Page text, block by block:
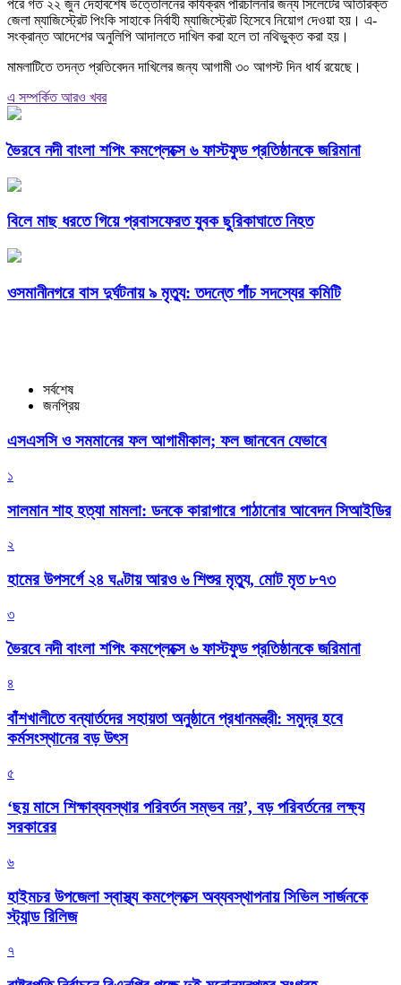
পরে গত ২২ জুন দেহাবশেষ উত্তোলনের কার্যক্রম পরিচালনার জন্য সিলেটের অতিরিক্ত
জেলা ম্যাজিস্ট্রেট পিংকি সাহাকে নির্বাহী ম্যাজিস্ট্রেট হিসেবে নিয়োগ দেওয়া হয়। এ-
সংক্রান্ত আদেশের অনুলিপি আদালতে দাখিল করা হলে তা নথিভুক্ত করা হয়।
মামলাটিতে তদন্ত প্রতিবেদন দাখিলের জন্য আগামী ৩০ আগস্ট দিন ধার্য রয়েছে।
এ সম্পর্কিত আরও খবর
ভৈরবে নদী বাংলা শপিং কমপ্লেক্সে ৬ ফাস্টফুড প্রতিষ্ঠানকে জরিমানা
বিলে মাছ ধরতে গিয়ে প্রবাসফেরত যুবক ছুরিকাঘাতে নিহত
ওসমানীনগরে বাস দুর্ঘটনায় ৯ মৃত্যু: তদন্তে পাঁচ সদস্যের কমিটি
সর্বশেষ
জনপ্রিয়
এসএসসি ও সমমানের ফল আগামীকাল; ফল জানবেন যেভাবে
১
সালমান শাহ হত্যা মামলা: ডনকে কারাগারে পাঠানোর আবেদন সিআইডির
২
হামের উপসর্গে ২৪ ঘণ্টায় আরও ৬ শিশুর মৃত্যু, মোট মৃত ৮৭৩
৩
ভৈরবে নদী বাংলা শপিং কমপ্লেক্সে ৬ ফাস্টফুড প্রতিষ্ঠানকে জরিমানা
৪
বাঁশখালীতে বন্যার্তদের সহায়তা অনুষ্ঠানে প্রধানমন্ত্রী: সমুদ্র হবে
কর্মসংস্থানের বড় উৎস
৫
‘ছয় মাসে শিক্ষাব্যবস্থার পরিবর্তন সম্ভব নয়’, বড় পরিবর্তনের লক্ষ্য
সরকারের
৬
হাইমচর উপজেলা স্বাস্থ্য কমপ্লেক্সে অব্যবস্থাপনায় সিভিল সার্জনকে
স্ট্যান্ড রিলিজ
৭